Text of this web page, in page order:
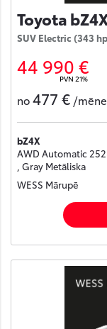
Toyota
SUV Electric (343
44 990 €
PVN 21%
no477 € /
bZ4X
AWD Automatic
, Gray Metāliska
WESS Mārupē